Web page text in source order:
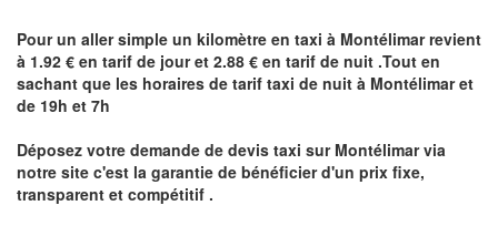
Pour un aller simple un kilomètre en taxi à Montélimarrevient
à 1.92 € en tarif de jour et 2.88 € en tarif de nuit .Tout en
sachant que les horaires de tarif taxi de nuit à Montélimar et
de 19h et 7h
Déposez votre demande de devis taxi sur Montélimarvia
notre site c'est la garantie de bénéficier d'un prix fixe,
transparent et compétitif .